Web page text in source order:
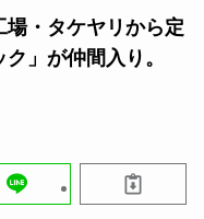
・タケヤリから定
」が仲間入り。